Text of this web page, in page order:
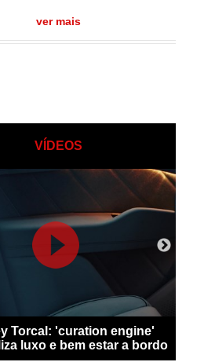
ver mais
VÍDEOS
Torcal: 'curation engine'
luxo e bem estar a bordo